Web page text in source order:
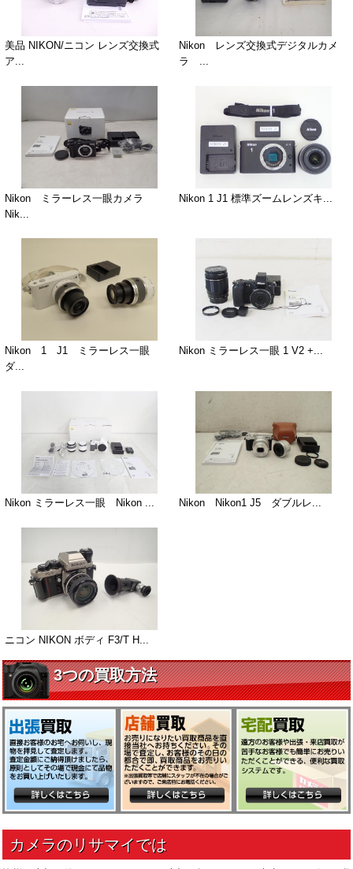
美品 NIKON/ニコン レンズ交換式
ア...
Nikon レンズ交換式デジタルカメ
ラ ...
Nikon ミラーレス一眼カメラ
Nik...
Nikon 1 J1 標準ズームレンズキ...
Nikon 1 J1 ミラーレス一眼
ダ...
Nikon ミラーレス一眼 1 V2 +...
Nikon ミラーレス一眼 Nikon ... Nikon Nikon1 J5 ダブルレ...
ニコン NIKON ボディ F3/T H...